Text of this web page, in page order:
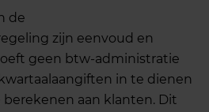
de
zijn eenvoud en
geen btw-administratie
in te dienen
aan klanten. Dit